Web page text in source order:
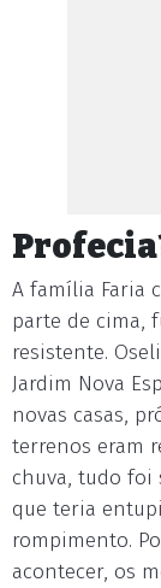
A família Faria
parte de cima,
resistente.
Jardim Nova
novas casas,
terrenos eram
chuva, tudo foi
que teria
rompimento.
acontecer, os